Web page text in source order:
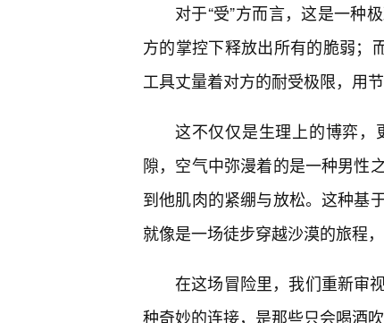
对于“受”方而言，这是一种
方的掌控下释放出所有的脆弱；
工具丈量着对方的耐受极限，用
这不仅仅是生理上的博弈
隙，空气中弥漫着的是一种男性
到他肌肉的紧绷与放松。这种基
就像是一场徒步穿越沙漠的旅程
在这场冒险里，我们重新审
种奇妙的连接，是那些只会喝酒